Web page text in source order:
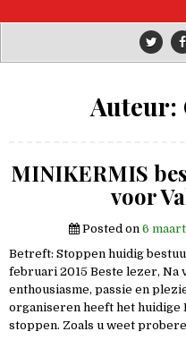
Auteur:
MINIKERMIS
voor
Posted on 6
Betreft: Stoppen huidig
februari 2015 Beste lezer, Na
enthousiasme, passie en
organiseren heeft het
stoppen. Zoals u weet